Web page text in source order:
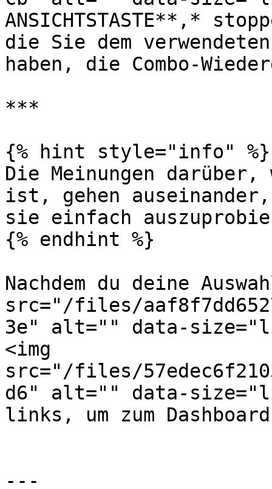
ANSICHTSTASTE**,*
die Sie dem
haben, die Combo-
***
{% hint style="info" %}
Die Meinungen darüber,
ist, gehen
sie einfach
{% endhint %}
Nachdem du deine
src="/files/
3e" alt="" data-
<img
src="/files/
d6" alt="" data-
links, um zum
---